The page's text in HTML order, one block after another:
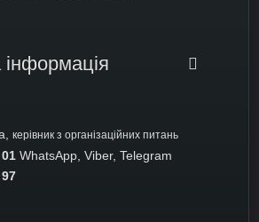
інформація
керівник з організаційних питань
WhatsApp, Viber, Telegram